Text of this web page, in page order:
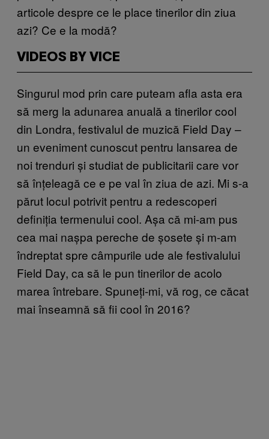
articole despre ce le place tinerilor din ziua
azi? Ce e la modă?
VIDEOS BY VICE
Singurul mod prin care puteam afla asta era
să merg la adunarea anuală a tinerilor cool
din Londra, festivalul de muzică Field Day –
un eveniment cunoscut pentru lansarea de
noi trenduri și studiat de publicitarii care vor
să înțeleagă ce e pe val în ziua de azi. Mi s-a
părut locul potrivit pentru a redescoperi
definiția termenului cool. Așa că mi-am pus
cea mai nașpa pereche de șosete și m-am
îndreptat spre câmpurile ude ale festivalului
Field Day, ca să le pun tinerilor de acolo
marea întrebare. Spuneți-mi, vă rog, ce căcat
mai înseamnă să fii cool în 2016?